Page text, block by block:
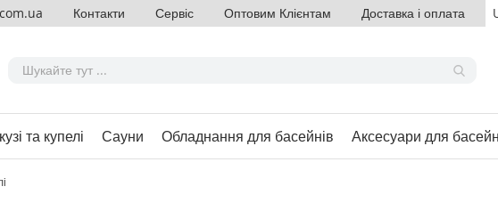
Контакти Сервіс Оптовим Клієнтам Доставка і оплата
та купелі Сауни Обладнання для басейнів Аксесуари для